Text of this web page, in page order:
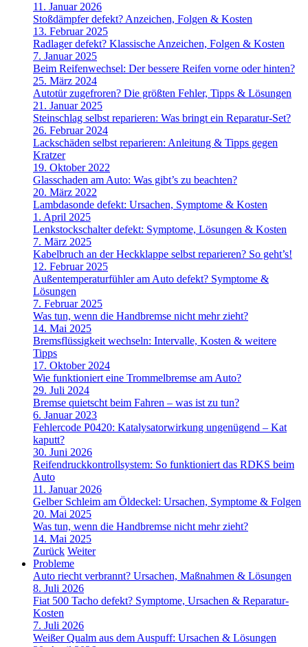
11. Januar 2026
Stoßdämpfer defekt? Anzeichen, Folgen & Kosten
13. Februar 2025
Radlager defekt? Klassische Anzeichen, Folgen & Kosten
7. Januar 2025
Beim Reifenwechsel: Der bessere Reifen vorne oder hinten?
25. März 2024
Autotür zugefroren? Die größten Fehler, Tipps & Lösungen
21. Januar 2025
Steinschlag selbst reparieren: Was bringt ein Reparatur-Set?
26. Februar 2024
Lackschäden selbst reparieren: Anleitung & Tipps gegen
Kratzer
19. Oktober 2022
Glasschaden am Auto: Was gibt’s zu beachten?
20. März 2022
Lambdasonde defekt: Ursachen, Symptome & Kosten
1. April 2025
Lenkstockschalter defekt: Symptome, Lösungen & Kosten
7. März 2025
Kabelbruch an der Heckklappe selbst reparieren? So geht’s!
12. Februar 2025
Außentemperaturfühler am Auto defekt? Symptome &
Lösungen
7. Februar 2025
Was tun, wenn die Handbremse nicht mehr zieht?
14. Mai 2025
Bremsflüssigkeit wechseln: Intervalle, Kosten & weitere
Tipps
17. Oktober 2024
Wie funktioniert eine Trommelbremse am Auto?
29. Juli 2024
Bremse quietscht beim Fahren – was ist zu tun?
6. Januar 2023
Fehlercode P0420: Katalysatorwirkung ungenügend – Kat
kaputt?
30. Juni 2026
Reifendruckkontrollsystem: So funktioniert das RDKS beim
Auto
11. Januar 2026
Gelber Schleim am Öldeckel: Ursachen, Symptome & Folgen
20. Mai 2025
Was tun, wenn die Handbremse nicht mehr zieht?
14. Mai 2025
Zurück Weiter
Probleme
Auto riecht verbrannt? Ursachen, Maßnahmen & Lösungen
8. Juli 2026
Fiat 500 Tacho defekt? Symptome, Ursachen & Reparatur-
Kosten
7. Juli 2026
Weißer Qualm aus dem Auspuff: Ursachen & Lösungen